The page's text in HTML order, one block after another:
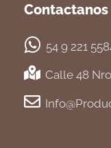
Contactanos
54 9 221
Calle 48